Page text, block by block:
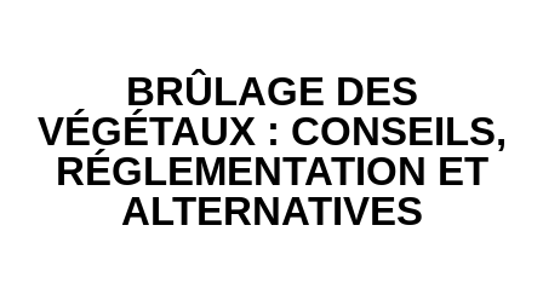
BRÛLAGE DES
VÉGÉTAUX : CONSEILS,
RÉGLEMENTATION ET
ALTERNATIVES